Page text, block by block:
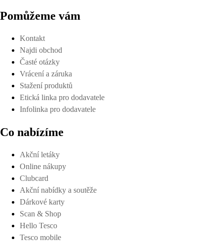
Pomůžeme vám
Kontakt
Najdi obchod
Časté otázky
Vrácení a záruka
Stažení produktů
Etická linka pro dodavatele
Infolinka pro dodavatele
Co nabízíme
Akční letáky
Online nákupy
Clubcard
Akční nabídky a soutěže
Dárkové karty
Scan & Shop
Hello Tesco
Tesco mobile